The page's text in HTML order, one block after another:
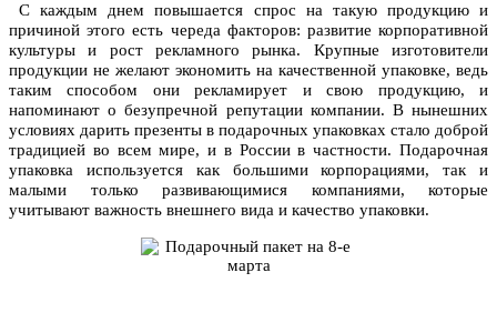
С каждым днем повышается спрос на такую продукцию и
причиной этого есть череда факторов: развитие корпоративной
культуры и рост рекламного рынка. Крупные изготовители
продукции не желают экономить на качественной упаковке, ведь
таким способом они рекламирует и свою продукцию, и
напоминают о безупречной репутации компании. В нынешних
условиях дарить презенты в подарочных упаковках стало доброй
традицией во всем мире, и в России в частности. Подарочная
упаковка используется как большими корпорациями, так и
малыми только развивающимися компаниями, которые
учитывают важность внешнего вида и качество упаковки.